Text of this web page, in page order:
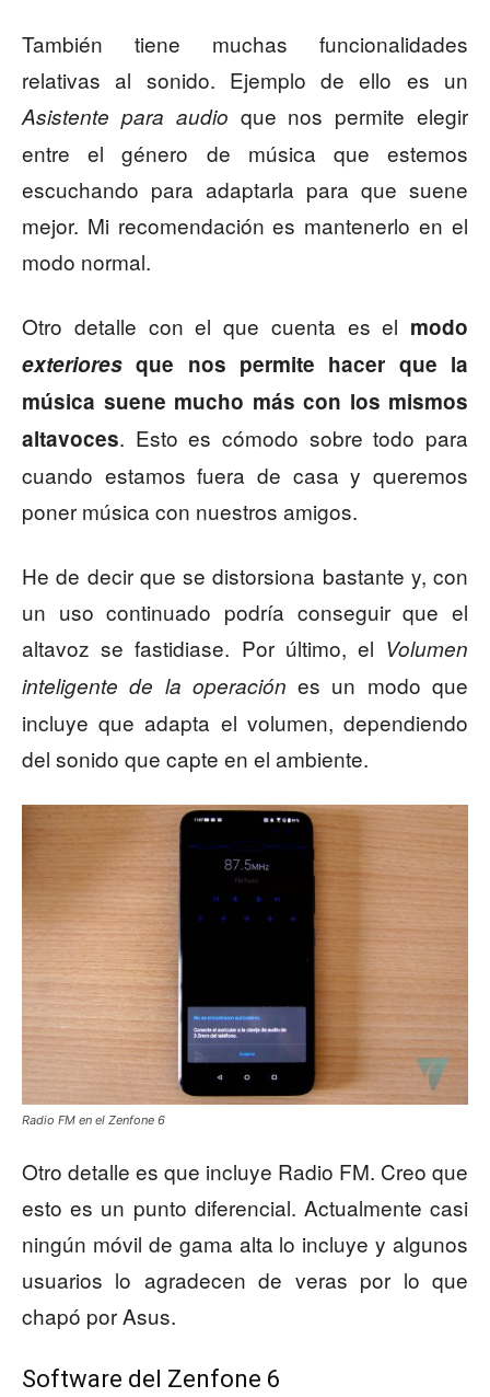
También tiene muchas funcionalidades
relativas al sonido. Ejemplo de ello es un
Asistente para audio que nos permite elegir
entre el género de música que estemos
escuchando para adaptarla para que suene
mejor. Mi recomendación es mantenerlo en el
modo normal.
Otro detalle con el que cuenta es el modo
exterioresque nos permite hacer que la
música suene mucho más con los mismos
altavoces. Esto es cómodo sobre todo para
cuando estamos fuera de casa y queremos
poner música con nuestros amigos.
He de decir que se distorsiona bastante y, con
un uso continuado podría conseguir que el
altavoz se fastidiase. Por último, el Volumen
inteligente de la operación es un modo que
incluye que adapta el volumen, dependiendo
del sonido que capte en el ambiente.
Radio FM en el Zenfone 6
Otro detalle es que incluye Radio FM. Creo que
esto es un punto diferencial. Actualmente casi
ningún móvil de gama alta lo incluye y algunos
usuarios lo agradecen de veras por lo que
chapó por Asus.
Software del Zenfone 6